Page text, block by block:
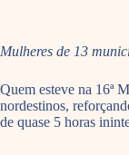
Mulheres de 13
Quem esteve na 16ª
nordestinos,
de quase 5 horas